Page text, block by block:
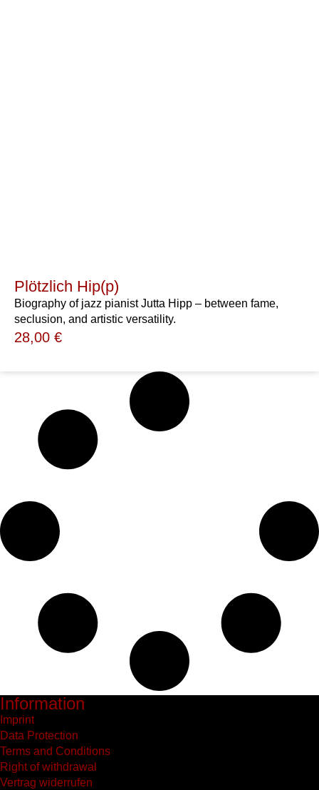
Plötzlich Hip(p)
Biography of jazz pianist Jutta Hipp – between fame,
seclusion, and artistic versatility.
28,00 €
Information
Imprint
Data Protection
Terms and Conditions
Right of withdrawal
Vertrag widerrufen